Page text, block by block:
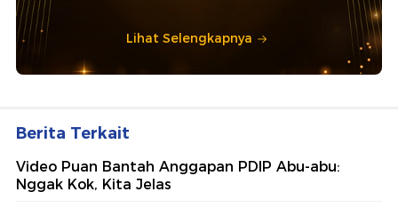
Lihat Selengkapnya
Berita Terkait
Video Puan Bantah Anggapan PDIP Abu-abu:
Nggak Kok, Kita Jelas